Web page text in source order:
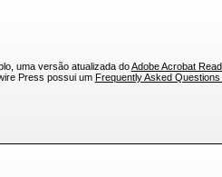
uma versão atualizada doAdobe Acrobat
Press possui um Frequently Asked